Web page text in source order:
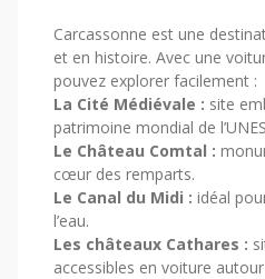
Carcassonne est une
et en histoire. Avec une
pouvez explorer facilement :
La Cité Médiévale : site
patrimoine mondial de
Le Château Comtal :
cœur des remparts.
Le Canal du Midi : idéal
l’eau.
Les châteaux Cathares :
accessibles en voiture